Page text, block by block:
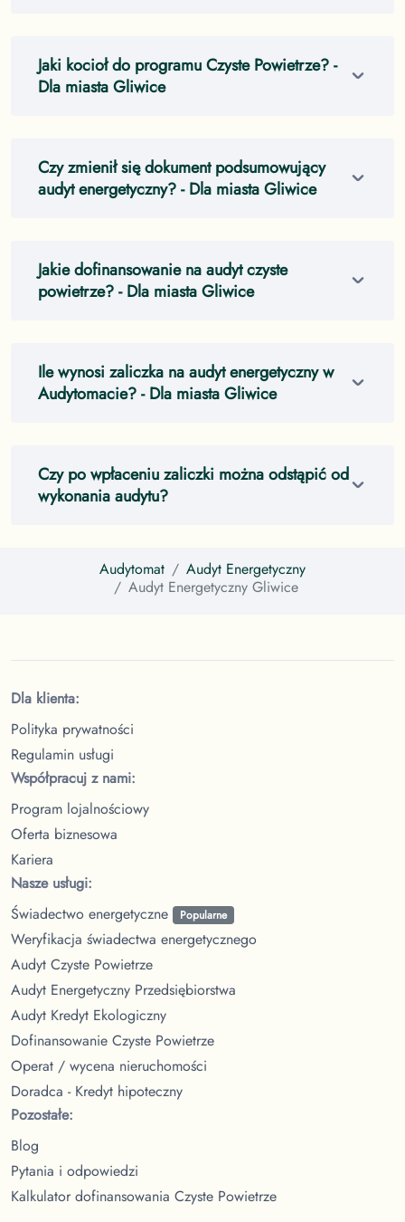
Jaki kocioł do programu Czyste Powietrze?-
Dla miasta Gliwice
Czy zmienił się dokument podsumowujący
audyt energetyczny?- Dla miasta Gliwice
Jakie dofinansowanie na audyt czyste
powietrze?- Dla miasta Gliwice
Ile wynosi zaliczka na audyt energetyczny w
Audytomacie?- Dla miasta Gliwice
Czy po wpłaceniu zaliczki można odstąpić od
wykonania audytu?
Audytomat
Audyt Energetyczny
Audyt Energetyczny Gliwice
Dla klienta:
Polityka prywatności
Regulamin usługi
Współpracuj z nami:
Program lojalnościowy
Oferta biznesowa
Kariera
Nasze usługi:
Świadectwo energetyczne
Popularne
Weryfikacja świadectwa energetycznego
Audyt Czyste Powietrze
Audyt Energetyczny Przedsiębiorstwa
Audyt Kredyt Ekologiczny
Dofinansowanie Czyste Powietrze
Operat / wycena nieruchomości
Doradca - Kredyt hipoteczny
Pozostałe:
Blog
Pytania i odpowiedzi
Kalkulator dofinansowania Czyste Powietrze